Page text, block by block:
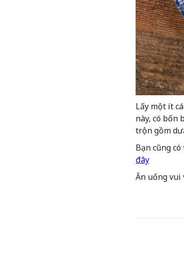
Lấy một ít
này, có bốn
trộn gồm
Bạn cũng
đây
Ăn uống vui